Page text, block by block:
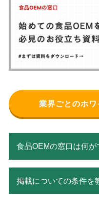
業界ごとのホ
食品OEMの窓口は何が
掲載についての条件を